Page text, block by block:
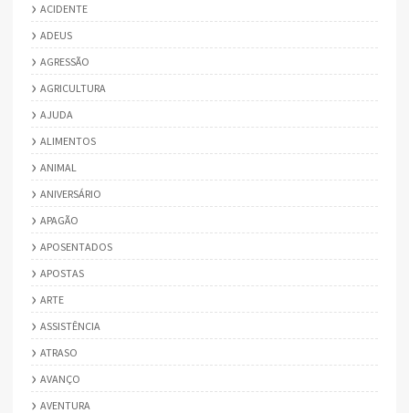
ACIDENTE
ADEUS
AGRESSÃO
AGRICULTURA
AJUDA
ALIMENTOS
ANIMAL
ANIVERSÁRIO
APAGÃO
APOSENTADOS
APOSTAS
ARTE
ASSISTÊNCIA
ATRASO
AVANÇO
AVENTURA